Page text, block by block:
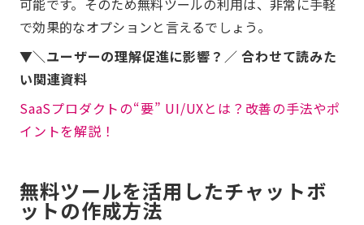
可能です。そのため無料ツールの利用は、非常に手軽
で効果的なオプションと言えるでしょう。
▼＼ユーザーの理解促進に影響？／ 合わせて読みた
い関連資料
SaaSプロダクトの“要” UI/UXとは？改善の手法やポ
イントを解説！
無料ツールを活用したチャットボ
ットの作成方法